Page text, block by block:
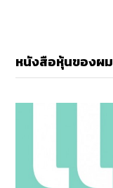
หนังสือหุ้นของผม